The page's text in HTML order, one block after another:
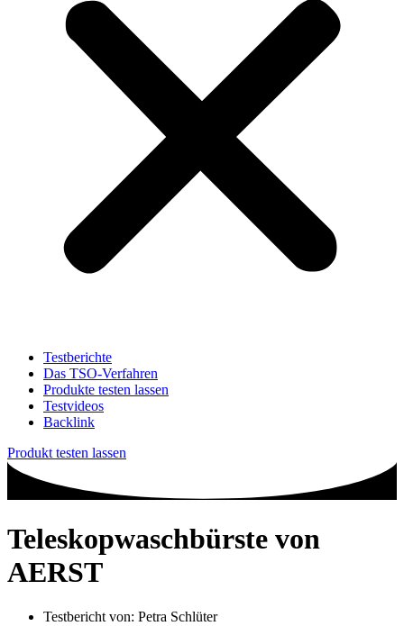
Testberichte
Das TSO-Verfahren
Produkte testen lassen
Testvideos
Backlink
Produkt testen lassen
Teleskopwaschbürste von
AERST
Testbericht von: Petra Schlüter